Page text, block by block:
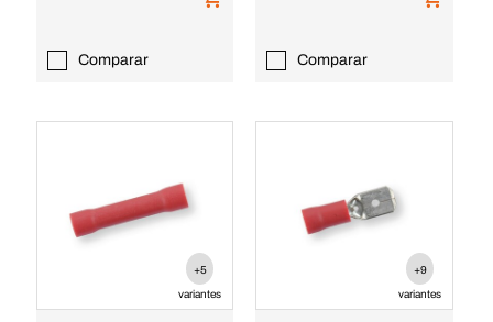
Comparar Comparar
+5
variantes
+9
variantes